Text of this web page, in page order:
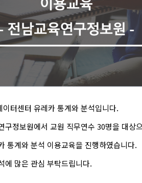
터센터 유레카 통계와 분석입니다.
구정보원에서 교원 직무연수 30명을 대상
통계와 분석 이용교육을 진행하였습니다.
에 많은 관심 부탁드립니다.